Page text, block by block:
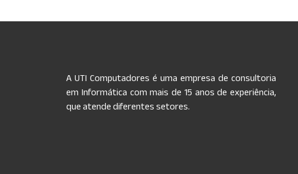
A UTI Computadores é uma empresa de consultoria
em Informática com mais de 15 anos de experiência,
que atende diferentes setores.